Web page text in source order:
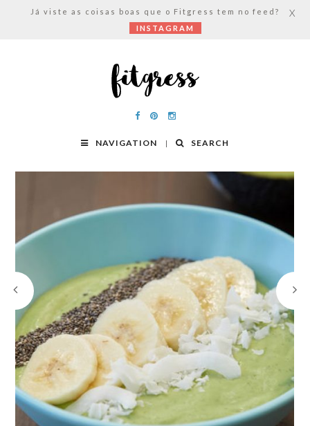
NAVIGATION SEARCH
Já viste as coisas boas que o Fitgress tem no feed?
INSTAGRAM
X